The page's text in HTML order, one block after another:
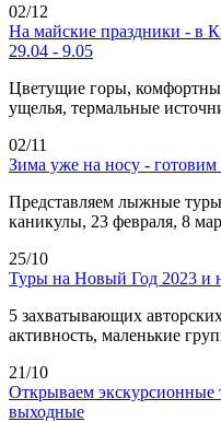
02/12
На майские праздники - в
29.04 - 9.05
Цветущие горы,
ущелья, термальные
02/11
Зима уже на носу -
Представляем лыжные
каникулы, 23 февраля, 8
25/10
Туры на Новый Год 2023 и
5 захватывающих
активность, маленькие
21/10
Открываем экскурсионные
выходные